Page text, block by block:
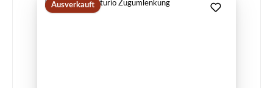
Ausverkauft